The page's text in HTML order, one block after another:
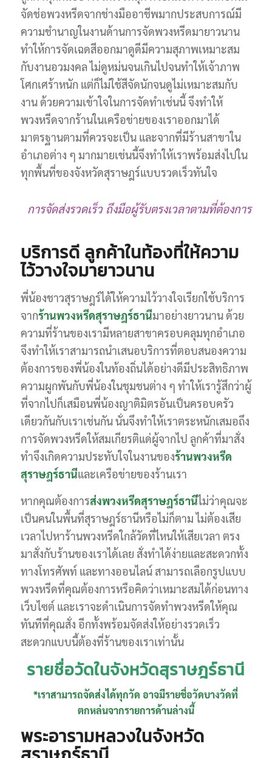
จัดช่อพวงหรีดจากช่างมืออาชีพมากประสบการณ์มี
ความชำนาญในงานด้านการจัดพวงหรีดมายาวนาน
ทำให้การจัดเฉดสีออกมาดูดีมีความสุภาพเหมาะสม
กับงานอวมงคล ไม่ดูหม่นจนเกินไปจนทำให้เจ้าภาพ
โศกเศร้าหนัก แต่ก็ไม่ใช้สีจัดนักจนดูไม่เหมาะสมกับ
งาน ด้วยความเข้าใจในการจัดทำเช่นนี้ จึงทำให้
พวงหรีดจากร้านในเครือข่ายของเราออกมาได้
มาตรฐานตามที่ควรจะเป็น และจากที่มีร้านสาขาใน
อำเภอต่าง ๆ มากมายเช่นนี้จึงทำให้เราพร้อมส่งไปใน
ทุกพื้นที่ของจังหวัดสุราษฎร์แบบรวดเร็วทันใจ
การจัดส่งรวดเร็ว ถึงมือผู้รับตรงเวลาตามที่ต้องการ
บริการดี ลูกค้าในท้องที่ให้ความ
ไว้วางใจมายาวนาน
พี่น้องชาวสุราษฎร์ได้ให้ความไว้วางใจเรียกใช้บริการ
จากร้านพวงหรีดสุราษฎร์ธานีมาอย่างยาวนาน ด้วย
ความที่ร้านของเรามีหลายสาขาครอบคลุมทุกอำเภอ
จึงทำให้เราสามารถนำเสนอบริการที่ตอบสนองความ
ต้องการของพี่น้องในท้องถิ่นได้อย่างดีมีประสิทธิภาพ
ความผูกพันกับพี่น้องในชุมชนต่าง ๆ ทำให้เรารู้สึกว่าผู้
ที่จากไปก็เสมือนพี่น้องญาติมิตรอันเป็นครอบครัว
เดียวกันกับเราเช่นกัน นั่นจึงทำให้เราตระหนักเสมอถึง
การจัดพวงหรีดให้สมเกียรติแด่ผู้จากไป ลูกค้าที่มาสั่ง
ทำจึงเกิดความประทับใจในงานของร้านพวงหรีด
สุราษฎร์ธานีและเครือข่ายของร้านเรา
หากคุณต้องการส่งพวงหรีดสุราษฎร์ธานีไม่ว่าคุณจะ
เป็นคนในพื้นที่สุราษฎร์ธานีหรือไม่ก็ตาม ไม่ต้องเสีย
เวลาไปหาร้านพวงหรีดใกล้วัดที่ไหนให้เสียเวลา ตรง
มาสั่งกับร้านของเราได้เลย สั่งทำได้ง่ายและสะดวกทั้ง
ทางโทรศัพท์ และทางออนไลน์ สามารถเลือกรูปแบบ
พวงหรีดที่คุณต้องการหรือคิดว่าเหมาะสมได้ก่อนทาง
เว็บไซต์ และเราจะดำเนินการจัดทำพวงหรีดให้คุณ
ทันทีที่คุณสั่ง อีกทั้งพร้อมจัดส่งให้อย่างรวดเร็ว
สะดวกแบบนี้ต้องที่ร้านของเราเท่านั้น
รายชื่อวัดในจังหวัดสุราษฎร์ธานี
*เราสามารถจัดส่งได้ทุกวัด อาจมีรายชื่อวัดบางวัดที่
ตกหล่นจากรายการด้านล่างนี้
พระอารามหลวงในจังหวัด